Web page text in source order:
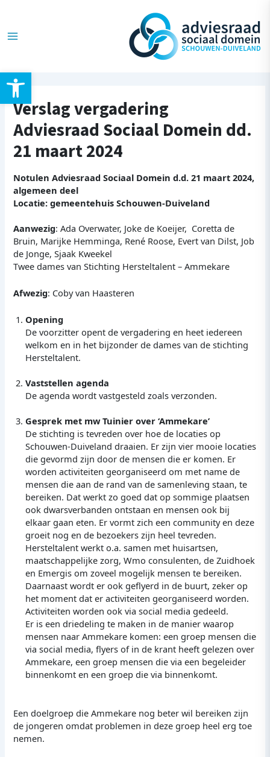
Toolbar openen
de
inhoud
Menu
Verslag vergadering
Adviesraad Sociaal Domein dd.
21 maart 2024
Notulen Adviesraad Sociaal Domein d.d. 21 maart 2024,
algemeen deel
Locatie: gemeentehuis Schouwen-Duiveland
Aanwezig: Ada Overwater, Joke de Koeijer, Coretta de
Bruin, Marijke Hemminga, René Roose, Evert van Dilst, Job
de Jonge, Sjaak Kweekel
Twee dames van Stichting Hersteltalent – Ammekare
Afwezig: Coby van Haasteren
Opening
De voorzitter opent de vergadering en heet iedereen
welkom en in het bijzonder de dames van de stichting
Hersteltalent.
Vaststellen agenda
De agenda wordt vastgesteld zoals verzonden.
Gesprek met mw Tuinier over ‘Ammekare’
De stichting is tevreden over hoe de locaties op
Schouwen-Duiveland draaien. Er zijn vier mooie locaties
die gevormd zijn door de mensen die er komen. Er
worden activiteiten georganiseerd om met name de
mensen die aan de rand van de samenleving staan, te
bereiken. Dat werkt zo goed dat op sommige plaatsen
ook dwarsverbanden ontstaan en mensen ook bij
elkaar gaan eten. Er vormt zich een community en deze
groeit nog en de bezoekers zijn heel tevreden.
Hersteltalent werkt o.a. samen met huisartsen,
maatschappelijke zorg, Wmo consulenten, de Zuidhoek
en Emergis om zoveel mogelijk mensen te bereiken.
Daarnaast wordt er ook geflyerd in de buurt, zeker op
het moment dat er activiteiten georganiseerd worden.
Activiteiten worden ook via social media gedeeld.
Er is een driedeling te maken in de manier waarop
mensen naar Ammekare komen: een groep mensen die
via social media, flyers of in de krant heeft gelezen over
Ammekare, een groep mensen die via een begeleider
binnenkomt en een groep die via binnenkomt.
Een doelgroep die Ammekare nog beter wil bereiken zijn
de jongeren omdat problemen in deze groep heel erg toe
nemen.